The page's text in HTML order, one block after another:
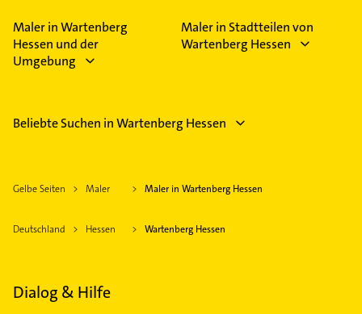
Maler in Wartenberg
Hessen und der
Umgebung
Maler in Stadtteilen von
Wartenberg Hessen
Beliebte Suchen in Wartenberg Hessen
Gelbe Seiten Maler Maler in Wartenberg Hessen
Deutschland Hessen Wartenberg Hessen
Dialog & Hilfe